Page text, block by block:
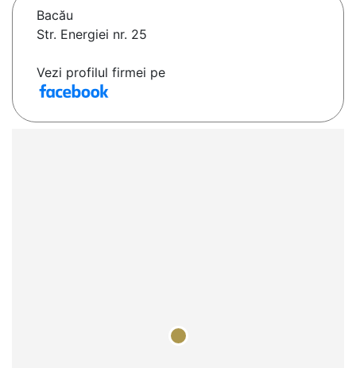
Bacău
Str. Energiei nr. 25
Vezi profilul firmei pe